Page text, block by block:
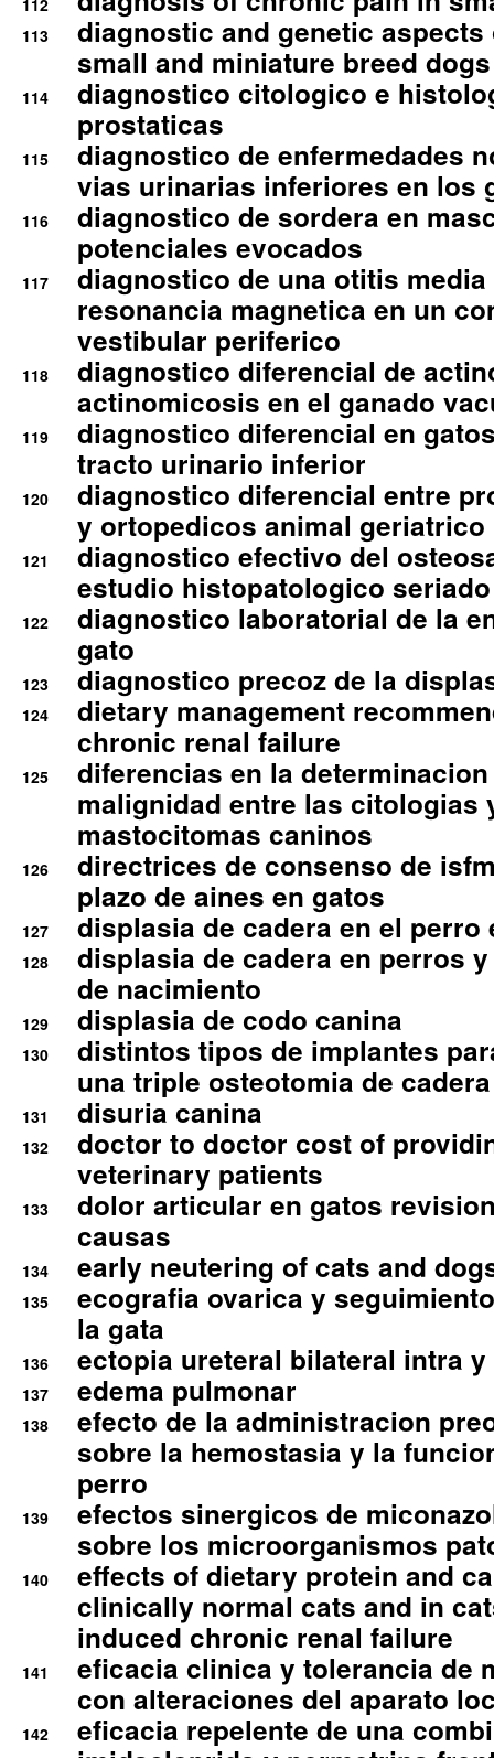
112
113
diagnostic and genetic
small and miniature breed
114
diagnostico citologico e
prostaticas
115
diagnostico de enfermedades
vias urinarias inferiores en los
116
diagnostico de sordera en
potenciales evocados
117
diagnostico de una otitis
resonancia magnetica en un
vestibular periferico
118
diagnostico diferencial de
actinomicosis en el ganado
119
diagnostico diferencial en
tracto urinario inferior
120
diagnostico diferencial entre
y ortopedicos animal geriatrico
121
diagnostico efectivo del
estudio histopatologico seriado
122
diagnostico laboratorial de la
gato
123 diagnostico precoz de la
124
dietary management
chronic renal failure
125
diferencias en la
malignidad entre las citologias
mastocitomas caninos
126
directrices de consenso de
plazo de aines en gatos
127 displasia de cadera en el perro
128
displasia de cadera en perros
de nacimiento
129 displasia de codo canina
130
distintos tipos de implantes
una triple osteotomia de cadera
131 disuria canina
132
doctor to doctor cost of
veterinary patients
133
dolor articular en gatos
causas
134 early neutering of cats and
135
ecografia ovarica y
la gata
136 ectopia ureteral bilateral intra
137 edema pulmonar
138
efecto de la administracion
sobre la hemostasia y la
perro
139
efectos sinergicos de
sobre los microorganismos
140
effects of dietary protein and
clinically normal cats and in
induced chronic renal failure
141
eficacia clinica y tolerancia de
con alteraciones del aparato
142
eficacia repelente de una